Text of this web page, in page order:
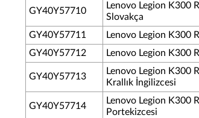
GY40Y57710
Lenovo Legion K300
Slovakça
GY40Y57711 Lenovo Legion K300
GY40Y57712
Lenovo Legion K300
GY40Y57713
Lenovo Legion K300
Krallık İngilizcesi
GY40Y57714
Lenovo Legion K300
Portekizcesi